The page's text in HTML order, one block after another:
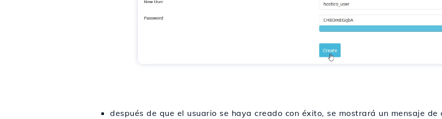
después de que el usuario se haya creado con éxito, se mostrará un mensaje de